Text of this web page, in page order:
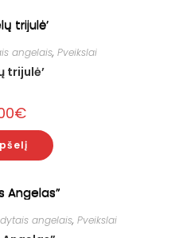
angelais, Pveikslai
trijulė’
€
angelais, Pveikslai